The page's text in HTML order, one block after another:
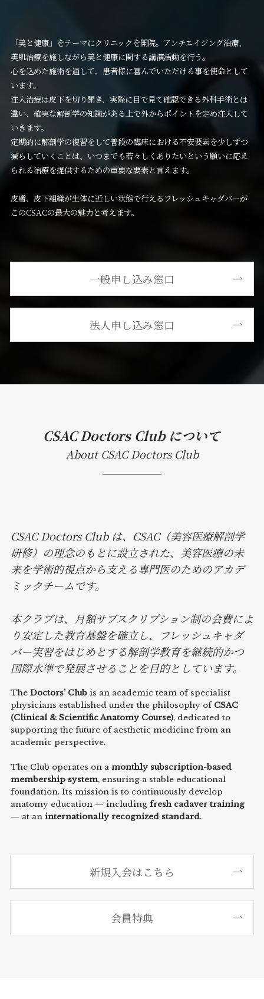
「美と健康」をテーマにクリニックを開院。アンチエイジング治療、
美肌治療を施しながら美と健康に関する講演活動を行う。
心を込めた施術を通して、患者様に喜んでいただける事を使命として
います。
注入治療は皮下を切り開き、実際に目で見て確認できる外科手術とは
違い、確実な解剖学の知識がある上で外からポイントを定め注入して
いきます。
定期的に解剖学の復習をして普段の臨床における不安要素を少しずつ
減らしていくことは、いつまでも若々しくありたいという願いに応え
られる治療を提供するための重要な要素と言えます。
皮膚、皮下組織が生体に近しい状態で行えるフレッシュキャダバーが
このCSACの最大の魅力と考えます。
一般申し込み窓口
法人申し込み窓口
CSAC Doctors Club について
AboutCSAC Doctors Club
CSAC Doctors Club は、CSAC（美容医療解剖学
研修）の理念のもとに設立された、美容医療の未
来を学術的視点から支える専門医のためのアカデ
ミックチームです。
本クラブは、月額サブスクリプション制の会費によ
り安定した教育基盤を確立し、フレッシュキャダ
バー実習をはじめとする解剖学教育を継続的かつ
国際水準で発展させることを目的としています。
The Doctors’ Clubis an academic team of specialist
physicians established under the philosophy of CSAC
(Clinical & Scientific Anatomy Course), dedicated to
supporting the future of aesthetic medicine from an
academic perspective.
The Club operates on a monthly subscription-based
membership system, ensuring a stable educational
foundation. Its mission is to continuously develop
anatomy education — including fresh cadaver training
— at an internationally recognized standard.
新規入会はこちら
会員特典